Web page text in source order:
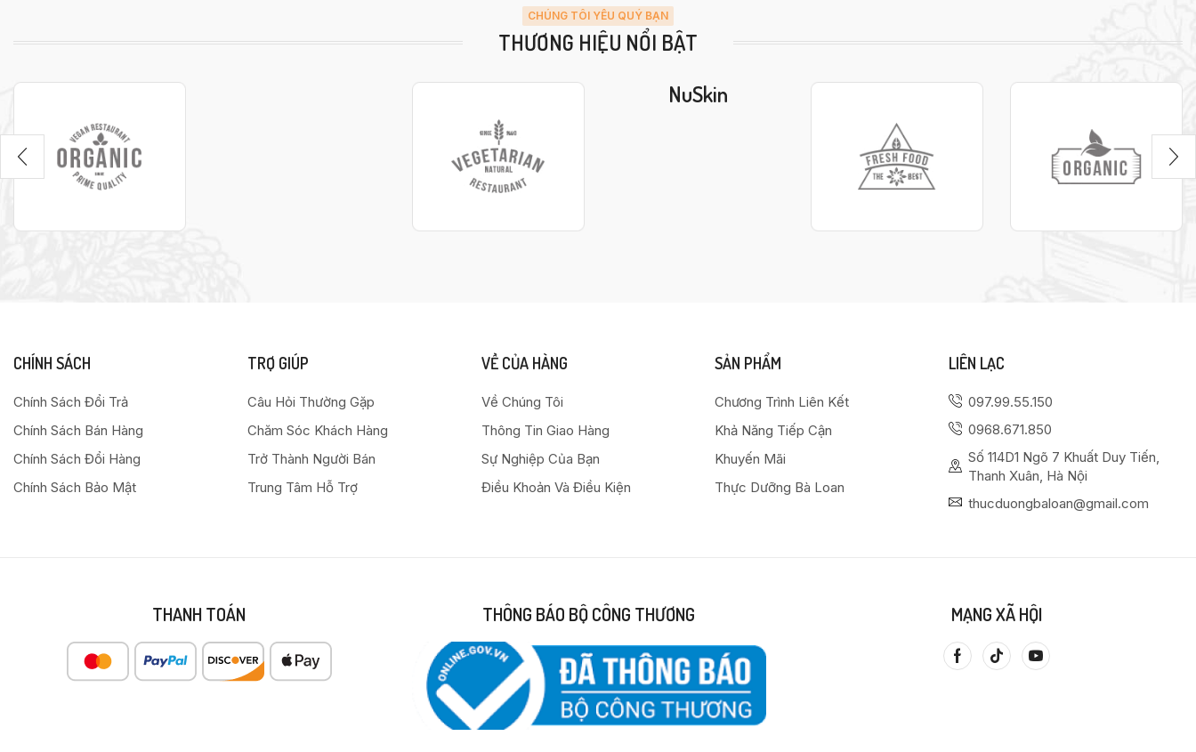
CHÚNG TÔI YÊU QUÝ BẠN
THƯƠNG HIỆU NỔI BẬT
NuSkin
CHÍNH SÁCH
Chính Sách Đổi Trả
Chính Sách Bán Hàng
Chính Sách Đổi Hàng
Chính Sách Bảo Mật
TRỢ GIÚP
Câu Hỏi Thường Gặp
Chăm Sóc Khách Hàng
Trở Thành Người Bán
Trung Tâm Hỗ Trợ
VỀ CỦA HÀNG
Về Chúng Tôi
Thông Tin Giao Hàng
Sự Nghiệp Của Bạn
Điều Khoản Và Điều Kiện
SẢN PHẨM
Chương Trình Liên Kết
Khả Năng Tiếp Cận
Khuyến Mãi
Thực Dưỡng Bà Loan
LIÊN LẠC
097.99.55.150
0968.671.850
Số 114D1 Ngõ 7 Khuất Duy Tiến,
Thanh Xuân, Hà Nội
thucduongbaloan@gmail.com
THANH TOÁN THÔNG BÁO BỘ CÔNG THƯƠNG MẠNG XÃ HỘI